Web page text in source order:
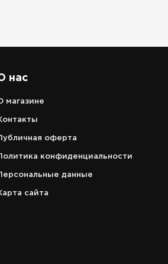
нас
магазине
оферта
конфиденциальности
данные
сайта
д. 14, 1 этаж.
вылета/
c